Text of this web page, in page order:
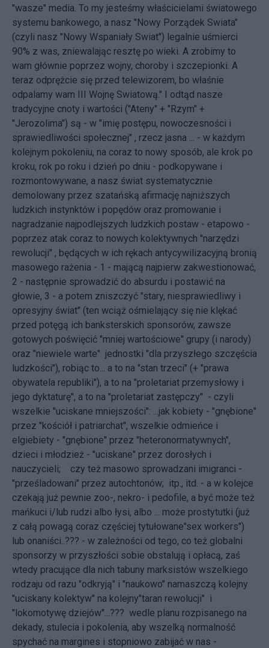
"wasze" media. To my jesteśmy właścicielami światowego
systemu bankowego, a nasz "Nowy Porządek Swiata"
(czyli nasz "Nowy Wspaniały Swiat") legalnie uśmierci
90% z was, zniewalając resztę po wieki. A zrobimy to
wam głównie poprzez wojny, choroby i szczepionki. A
teraz odprężcie się przed telewizorem, bo właśnie
odpalamy wam III Wojnę Swiatową." I odtąd nasze
tradycyjne cnoty i wartości ("Ateny" + "Rzym" +
"Jerozolima") są - w "imię postępu, nowoczesności i
sprawiedliwości społecznej" , rzecz jasna ... - w każdym
kolejnym pokoleniu, na coraz to nowy sposób, ale krok po
kroku, rok po roku i dzień po dniu - podkopywane i
rozmontowywane, a nasz świat systematycznie
demolowany przez szatańską afirmację najniższych
ludzkich instynktów i popędów oraz promowanie i
nagradzanie najpodlejszych ludzkich postaw - etapowo -
poprzez atak coraz to nowych kolektywnych "narzędzi
rewolucji" , będących w ich rękach antycywilizacyjną bronią
masowego rażenia - 1 - mającą najpierw zakwestionować,
2 - następnie sprowadzić do absurdu i postawić na
głowie, 3 - a potem zniszczyć "stary, niesprawiedliwy i
opresyjny świat" (ten wciąż ośmielający się nie klękać
przed potęgą ich banksterskich sponsorów, zawsze
gotowych poświęcić "mniej wartościowe" grupy (i narody)
oraz "niewiele warte" jednostki "dla przyszłego szczęścia
ludzkości"), robiąc to... a to na "stan trzeci" (+ "prawa
obywatela republiki"), a to na "proletariat przemysłowy i
jego dyktaturę", a to na "proletariat zastępczy" - czyli
wszelkie "uciskane mniejszości": ...jak kobiety - "gnębione"
przez "kościół i patriarchat", wszelkie odmieńce i
elgiebiety - "gnębione" przez "heteronormatywnych",
dzieci i młodzież - "uciskane" przez dorosłych i
nauczycieli; czy też masowo sprowadzani imigranci -
"prześladowani" przez autochtonów; itp., itd. - a w kolejce
czekają już pewnie zoo-, nekro- i pedofile, a być może też
mańkuci i/lub rudzi albo łysi, albo ... może prostytutki (już
z całą powagą coraz częściej tytułowane"sex workers")
lub onaniści..??? - w zależności od tego, co też globalni
sponsorzy w przyszłości sobie obstalują i opłacą, zaś
wtedy pracujące dla nich tabuny marksistów wszelkiego
rodzaju od razu "odkryją" i "naukowo" namaszczą kolejny
"uciskany kolektyw" na kolejny"taran rewolucji" i
"lokomotywę dziejów"...??? wedle planu rozpisanego na
dekady, stulecia i pokolenia, aby wszelką normalność
spychać na margines i stopniowo zabijać w nas -